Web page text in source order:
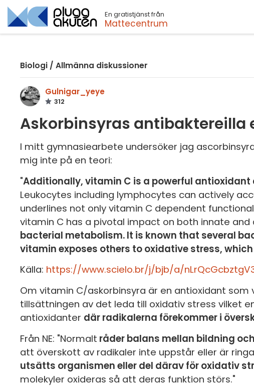
En gratistjänst från
Mattecentrum
Biologi / Allmänna diskussioner
Gulnigar_yeye
312
Askorbinsyras antibaktereilla
I mitt gymnasiearbete undersöker jag
mig inte på en teori:
"Additionally, vitamin C is a powerful
Leukocytes including lymphocytes can actively
underlines not only vitamin C dependent
vitamin C has a pivotal impact on both innate
bacterial metabolism. It is known that several
vitamin exposes others to oxidative stress,
Källa: https://www.scielo.br/j/bjb/a/
Om vitamin C/askorbinsyra är en antioxidant
tillsättningen av det leda till oxidativ stress vilket
antioxidanter där radikalerna förekommer i
Från NE: "Normalt råder balans mellan bildning
att överskott av radikaler inte uppstår eller är
utsätts organismen eller del därav för oxidativ
molekyler oxideras så att deras funktion störs."
Sök